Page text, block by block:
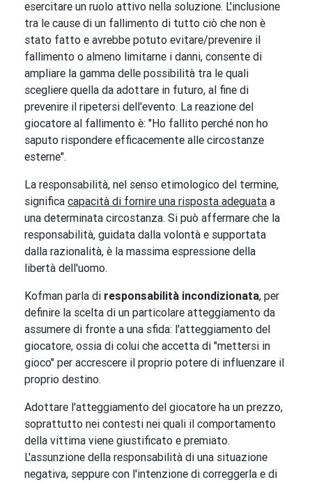
esercitare un ruolo attivo nella soluzione. L'inclusione
tra le cause di un fallimento di tutto ciò che non è
stato fatto e avrebbe potuto evitare/prevenire il
fallimento o almeno limitarne i danni, consente di
ampliare la gamma delle possibilità tra le quali
scegliere quella da adottare in futuro, al fine di
prevenire il ripetersi dell'evento. La reazione del
giocatore al fallimento è: "Ho fallito perché non ho
saputo rispondere efficacemente alle circostanze
esterne".
La responsabilità, nel senso etimologico del termine,
significa capacità di fornire una risposta adeguata a
una determinata circostanza. Si può affermare che la
responsabilità, guidata dalla volontà e supportata
dalla razionalità, è la massima espressione della
libertà dell'uomo.
Kofman parla di responsabilità incondizionata, per
definire la scelta di un particolare atteggiamento da
assumere di fronte a una sfida: l'atteggiamento del
giocatore, ossia di colui che accetta di "mettersi in
gioco" per accrescere il proprio potere di influenzare il
proprio destino.
Adottare l'atteggiamento del giocatore ha un prezzo,
soprattutto nei contesti nei quali il comportamento
della vittima viene giustificato e premiato.
L'assunzione della responsabilità di una situazione
negativa, seppure con l'intenzione di correggerla e di